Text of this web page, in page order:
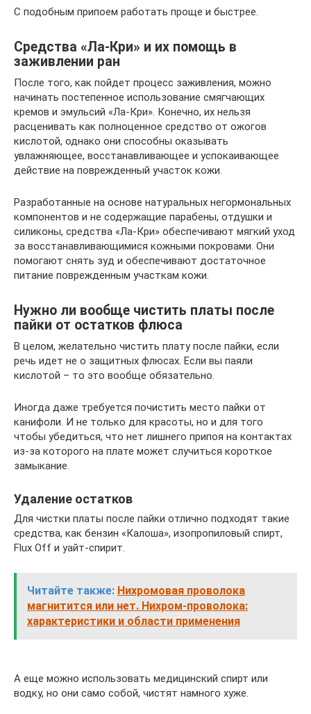
С подобным припоем работать проще и быстрее.
Средства «Ла-Кри» и их помощь в
заживлении ран
После того, как пойдет процесс заживления, можно
начинать постепенное использование смягчающих
кремов и эмульсий «Ла-Кри». Конечно, их нельзя
расценивать как полноценное средство от ожогов
кислотой, однако они способны оказывать
увлажняющее, восстанавливающее и успокаивающее
действие на поврежденный участок кожи.
Разработанные на основе натуральных негормональных
компонентов и не содержащие парабены, отдушки и
силиконы, средства «Ла-Кри» обеспечивают мягкий уход
за восстанавливающимися кожными покровами. Они
помогают снять зуд и обеспечивают достаточное
питание поврежденным участкам кожи.
Нужно ли вообще чистить платы после
пайки от остатков флюса
В целом, желательно чистить плату после пайки, если
речь идет не о защитных флюсах. Если вы паяли
кислотой – то это вообще обязательно.
Иногда даже требуется почистить место пайки от
канифоли. И не только для красоты, но и для того
чтобы убедиться, что нет лишнего припоя на контактах
из-за которого на плате может случиться короткое
замыкание.
Удаление остатков
Для чистки платы после пайки отлично подходят такие
средства, как бензин «Калоша», изопропиловый спирт,
Flux Off и уайт-спирит.
Читайте также: Нихромовая проволока
магнитится или нет. Нихром-проволока:
характеристики и области применения
А еще можно использовать медицинский спирт или
водку, но они само собой, чистят намного хуже.